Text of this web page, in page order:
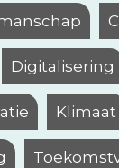
Digitalisering
Klimaat